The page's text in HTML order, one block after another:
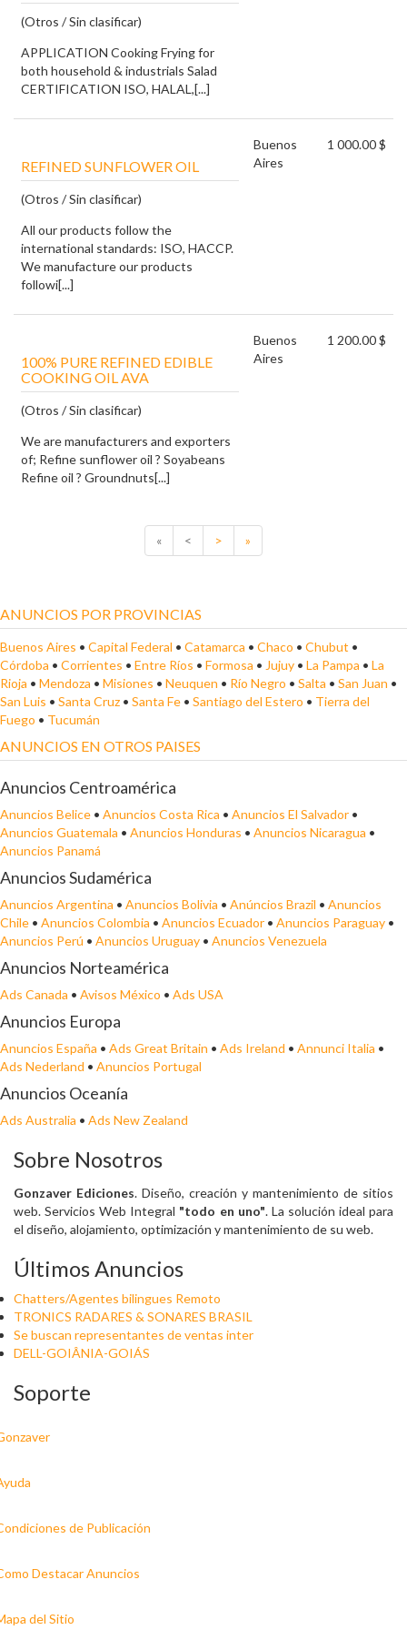
(Otros / Sin clasificar)
APPLICATION Cooking Frying for
both household & industrials Salad
CERTIFICATION ISO, HALAL,[...]
REFINED SUNFLOWER OIL
(Otros / Sin clasificar)
All our products follow the
international standards: ISO, HACCP.
We manufacture our products
followi[...]
Buenos
Aires
1 000.00 $
100% PURE REFINED EDIBLE
COOKING OIL AVA
(Otros / Sin clasificar)
We are manufacturers and exporters
of; Refine sunflower oil ?️ Soyabeans
Refine oil ?️ Groundnuts[...]
Buenos
Aires
1 200.00 $
« < > »
ANUNCIOS POR PROVINCIAS
Buenos Aires • Capital Federal • Catamarca • Chaco • Chubut •
Córdoba • Corrientes • Entre Ríos • Formosa • Jujuy • La Pampa • La
Rioja • Mendoza • Misiones • Neuquen • Río Negro • Salta • San Juan •
San Luis • Santa Cruz • Santa Fe • Santiago del Estero • Tierra del
Fuego • Tucumán
ANUNCIOS EN OTROS PAISES
Anuncios Centroamérica
Anuncios Belice • Anuncios Costa Rica • Anuncios El Salvador •
Anuncios Guatemala • Anuncios Honduras • Anuncios Nicaragua •
Anuncios Panamá
Anuncios Sudamérica
Anuncios Argentina • Anuncios Bolivia • Anúncios Brazil • Anuncios
Chile • Anuncios Colombia • Anuncios Ecuador • Anuncios Paraguay •
Anuncios Perú • Anuncios Uruguay • Anuncios Venezuela
Anuncios Norteamérica
Ads Canada • Avisos México • Ads USA
Anuncios Europa
Anuncios España • Ads Great Britain • Ads Ireland • Annunci Italia •
Ads Nederland • Anuncios Portugal
Anuncios Oceanía
Ads Australia • Ads New Zealand
Sobre Nosotros
Gonzaver Ediciones. Diseño, creación y mantenimiento de sitios
web. Servicios Web Integral "todo en uno". La solución ideal para
el diseño, alojamiento, optimización y mantenimiento de su web.
Últimos Anuncios
Chatters/Agentes bilingues Remoto
TRONICS RADARES & SONARES BRASIL
Se buscan representantes de ventas inter
DELL-GOIÂNIA-GOIÁS
Soporte
de Publicación
Destacar Anuncios
del Sitio